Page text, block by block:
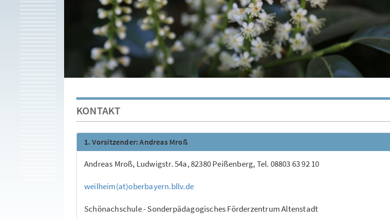
KONTAKT
1. Vorsitzender: Andreas Mroß
Andreas Mroß, Ludwigstr. 54a, 82380 Peißenberg, Tel. 08803 63 92 10
weilheim(at)oberbayern.bllv.de
Schönachschule - Sonderpädagogisches Förderzentrum Altenstadt